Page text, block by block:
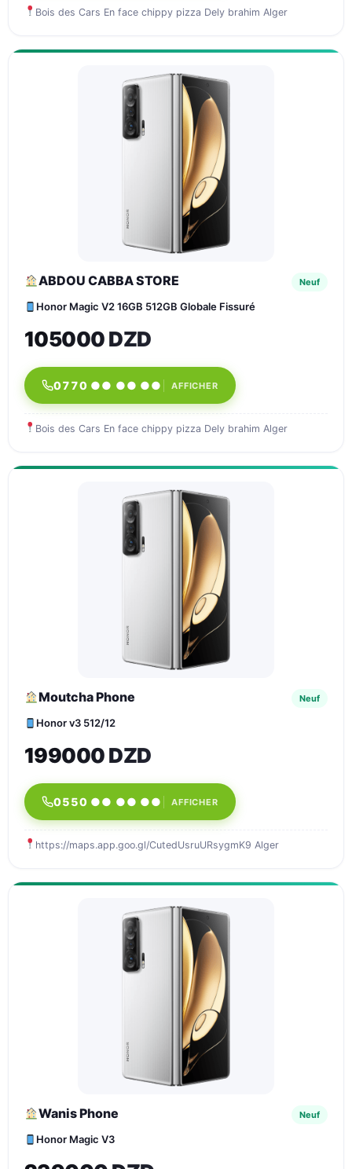
Bois des Cars En face chippy pizza Dely brahim Alger
ABDOU CABBA STORE Neuf
Honor Magic V2 16GB 512GB Globale Fissuré
105000 DZD
0770 ●● ●● ●● AFFICHER
Bois des Cars En face chippy pizza Dely brahim Alger
Moutcha Phone Neuf
Honor v3 512/12
199000 DZD
0550 ●● ●● ●● AFFICHER
https://maps.app.goo.gl/CutedUsruURsygmK9 Alger
Wanis Phone Neuf
Honor Magic V3